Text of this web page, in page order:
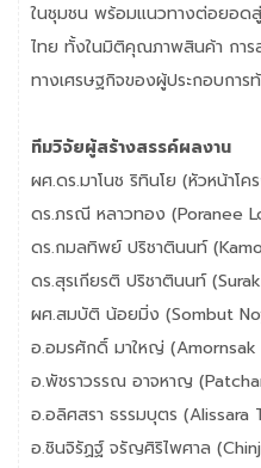
ในชุมชน พร้อมแนวทางต่อยอด
ไทย ทั้งในมิติคุณภาพสินค้า การ
ทางเศรษฐกิจของผู้ประกอบการ
ทีมวิจัยผู้สร้างสรรค์ผลงาน
ผศ.ดร.มาโนช ริทินโย (หัวหน้าโ
ดร.ภรณี หลาวทอง (Poranee
ดร.กมลทิพย์ ปริชาตินนท์
ดร.สุรเกียรติ ปริชาตินนท์
ผศ.สมบัติ น้อยมิ่ง (Sombut
อ.อมรศักดิ์ มาใหญ่ (Amornsak
อ.พัชราวรรณ อาจหาญ
อ.อลิศสรา ธรรมบุตร (Alissara
อ.ชินจิรัฏฐ์ จรัญศิริไพศาล